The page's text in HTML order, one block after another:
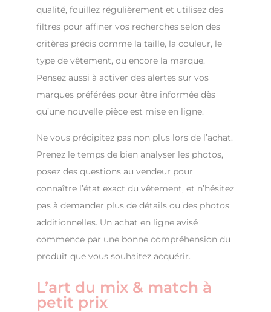
qualité, fouillez régulièrement et utilisez des
filtres pour affiner vos recherches selon des
critères précis comme la taille, la couleur, le
type de vêtement, ou encore la marque.
Pensez aussi à activer des alertes sur vos
marques préférées pour être informée dès
qu’une nouvelle pièce est mise en ligne.
Ne vous précipitez pas non plus lors de l’achat.
Prenez le temps de bien analyser les photos,
posez des questions au vendeur pour
connaître l’état exact du vêtement, et n’hésitez
pas à demander plus de détails ou des photos
additionnelles. Un achat en ligne avisé
commence par une bonne compréhension du
produit que vous souhaitez acquérir.
L’art du mix & match à
petit prix